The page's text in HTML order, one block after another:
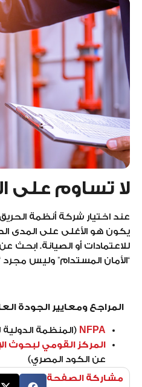
لا تساوم على
عند اختيار شركة أنظمة
يكون هو الأغلى على المدى
للاعتمادات أو الصيانة. ابحث
“الأمان المستدام” وليس مجرد
المراجع ومعايير الجودة
NFPA (المنظمة الدولية
المركز القومي لبحوث
عن الكود المصري)
مشاركة الصفحة